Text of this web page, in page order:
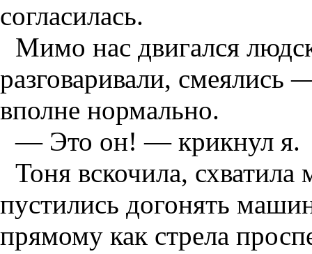
согласилась.
Мимо нас двигался
разговаривали, смеялись
вполне нормально.
— Это он! — крикнул я.
Тоня вскочила,
пустились догонять
прямому как стрела